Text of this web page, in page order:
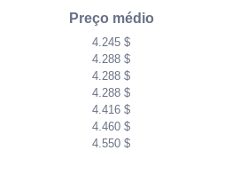
Preço médio
4.245 $
4.288 $
4.288 $
4.288 $
4.416 $
4.460 $
4.550 $